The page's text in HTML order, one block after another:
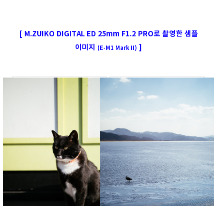
[ M.ZUIKO DIGITAL ED 25mm F1.2 PRO로 촬영한 샘플
이미지 (E-M1 Mark II) ]